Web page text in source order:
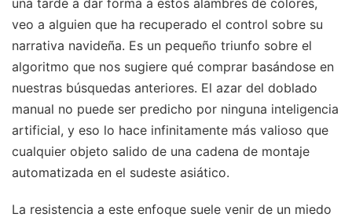
veo a alguien que ha recuperado el control sobre su
narrativa navideña. Es un pequeño triunfo sobre el
algoritmo que nos sugiere qué comprar basándose en
nuestras búsquedas anteriores. El azar del doblado
manual no puede ser predicho por ninguna inteligencia
artificial, y eso lo hace infinitamente más valioso que
cualquier objeto salido de una cadena de montaje
automatizada en el sudeste asiático.
La resistencia a este enfoque suele venir de un miedo